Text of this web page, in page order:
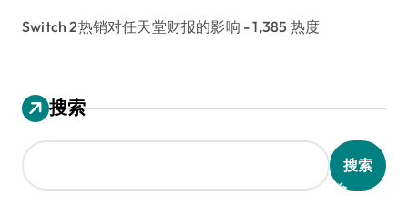
Switch 2热销对任天堂财报的影响 - 1,385 热度
搜索
搜索